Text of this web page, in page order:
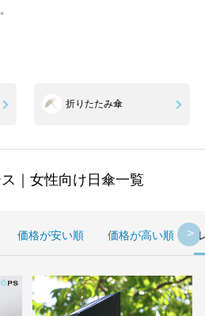
折りたたみ傘
｜女性向け日傘一覧
価格が安い順 価格が高い順